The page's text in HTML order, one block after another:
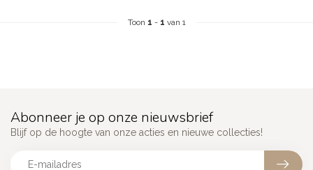
Toon 1 - 1 van 1
Abonneer je op onze nieuwsbrief
Blijf op de hoogte van onze acties en nieuwe collecties!